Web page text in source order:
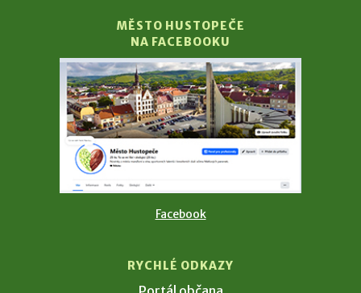
MĚSTO HUSTOPEČE
NA FACEBOOKU
Facebook
RYCHLÉ ODKAZY